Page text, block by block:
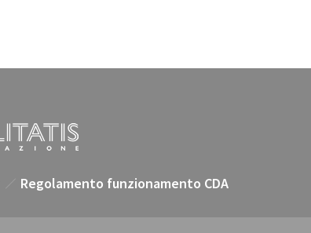
Regolamento funzionamento CDA